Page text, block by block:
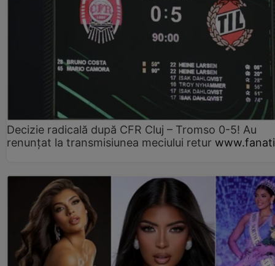
Decizie radicală după CFR Cluj – Tromso 0-5! Au
renunțat la transmisiunea meciului retur